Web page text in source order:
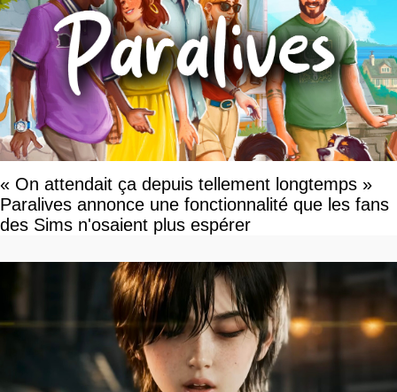
« On attendait ça depuis tellement longtemps »
Paralives annonce une fonctionnalité que les fans
des Sims n'osaient plus espérer